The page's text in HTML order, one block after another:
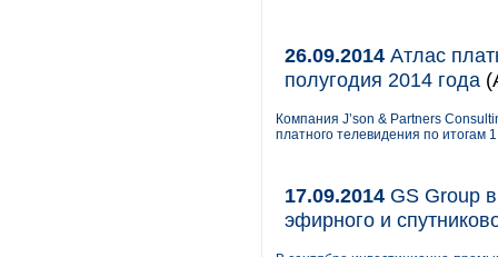
26.09.2014 Атлас
полугодия 2014 года
Компания J’son & Partners
платного телевидения по итогам
17.09.2014 GS Group
эфирного и